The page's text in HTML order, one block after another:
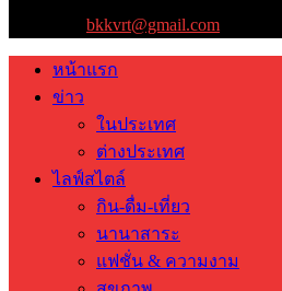
bkkvrt@gmail.com
หน้าแรก
ข่าว
ในประเทศ
ต่างประเทศ
ไลฟ์สไตล์
กิน-ดื่ม-เที่ยว
นานาสาระ
แฟชั่น & ความงาม